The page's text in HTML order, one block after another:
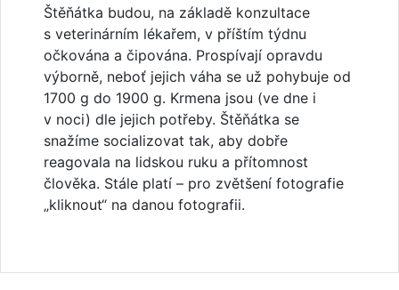
Štěňátka budou, na základě konzultace
s veterinárním lékařem, v příštím týdnu
očkována a čipována. Prospívají opravdu
výborně, neboť jejich váha se už pohybuje od
1700 g do 1900 g. Krmena jsou (ve dne i
v noci) dle jejich potřeby. Štěňátka se
snažíme socializovat tak, aby dobře
reagovala na lidskou ruku a přítomnost
člověka. Stále platí – pro zvětšení fotografie
„kliknout“ na danou fotografii.